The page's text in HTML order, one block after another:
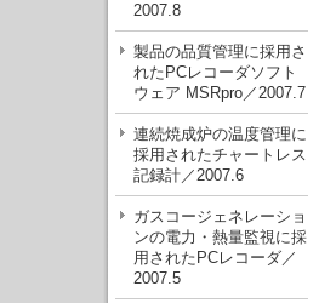
2007.8
製品の品質管理に採用さ
れたPCレコーダソフト
ウェア MSRpro／2007.7
連続焼成炉の温度管理に
採用されたチャートレス
記録計／2007.6
ガスコージェネレーショ
ンの電力・熱量監視に採
用されたPCレコーダ／
2007.5